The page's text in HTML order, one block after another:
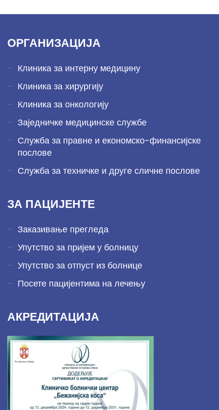
ОРГАНИЗАЦИЈА
Клиника за интерну медицину
Клиника за хирургију
Клиника за онкологију
Заједничке медицинске службе
Служба за правне и економско-финансијске
послове
Служба за техничке и друге сличне послове
ЗА ПАЦИЈЕНТЕ
Заказивање прегледа
Упутство за пријем у болницу
Упутство за отпуст из болнице
Посете пацијентима на лечењу
АКРЕДИТАЦИЈА